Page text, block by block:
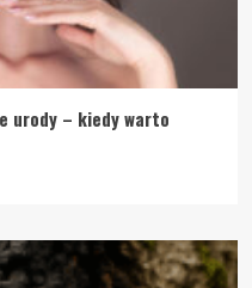
urody – kiedy warto